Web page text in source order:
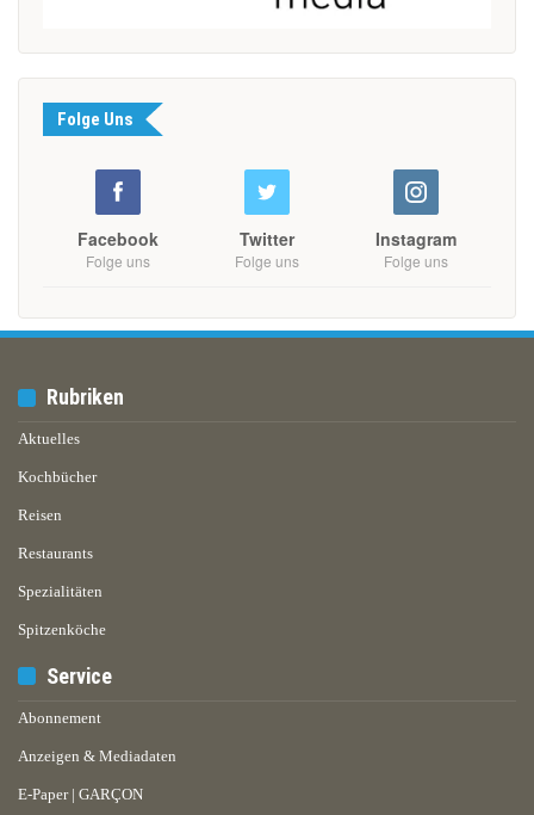
Folge Uns
Facebook
Folge uns
Twitter
Folge uns
Instagram
Folge uns
Rubriken
Aktuelles
Kochbücher
Reisen
Restaurants
Spezialitäten
Spitzenköche
Service
Abonnement
Anzeigen & Mediadaten
E-Paper | GARÇON